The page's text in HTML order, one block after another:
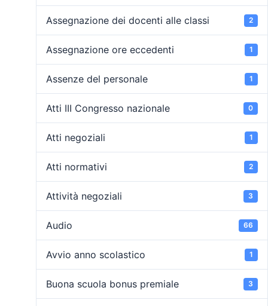
Assegnazione dei docenti alle classi 2
Assegnazione ore eccedenti 1
Assenze del personale 1
Atti III Congresso nazionale 0
Atti negoziali 1
Atti normativi 2
Attività negoziali 3
Audio 66
Avvio anno scolastico 1
Buona scuola bonus premiale 3